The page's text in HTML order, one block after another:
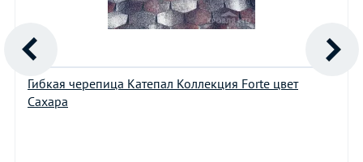
Гибкая черепица Катепал Коллекция Forte цвет
Сахара